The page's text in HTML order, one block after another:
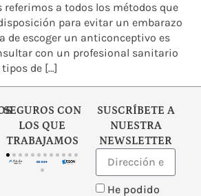
a todos los métodos que
para evitar un embarazo
de escoger un anticonceptivo es
con un profesional sanitario
de […]
SEGUROS CON
LOS QUE
TRABAJAMOS
SUSCRÍBETE A
NUESTRA
NEWSLETTER
He podido